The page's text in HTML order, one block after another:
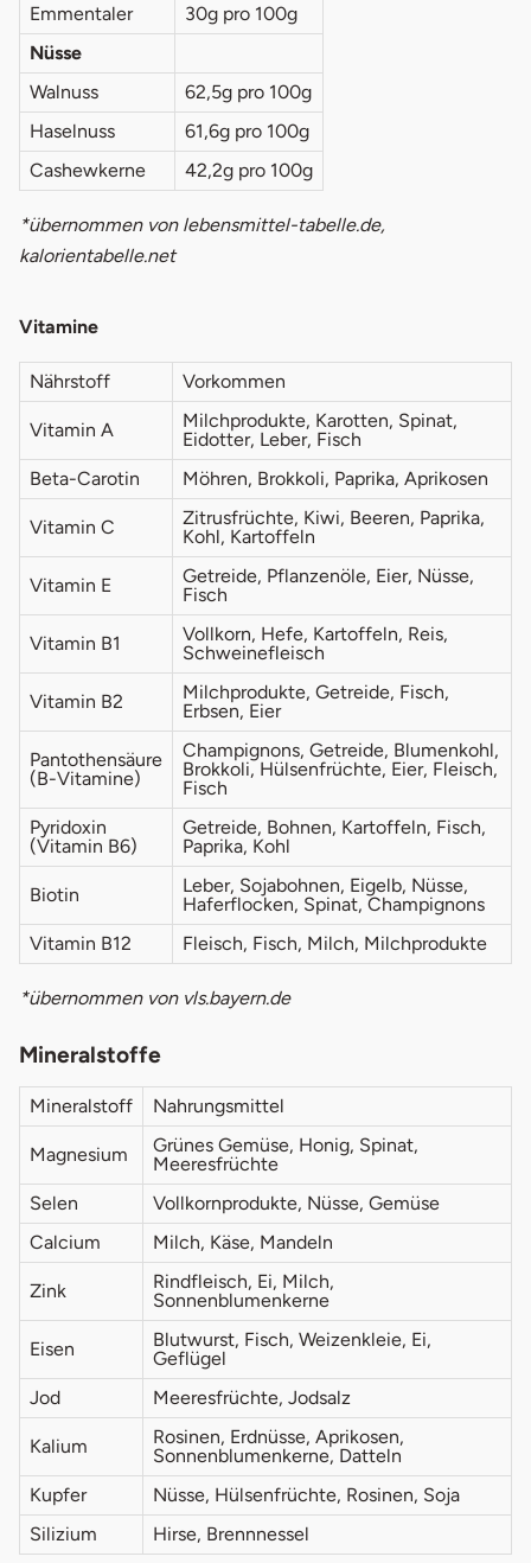
Emmentaler
30g pro 100g
Nüsse
Walnuss
62,5g pro 100g
Haselnuss
61,6g pro 100g
Cashewkerne
42,2g pro 100g
*übernommen von lebensmittel-tabelle.de,
kalorientabelle.net
Vitamine
Nährstoff Vorkommen
Vitamin A
Milchprodukte, Karotten, Spinat,
Eidotter, Leber, Fisch
Beta-Carotin
Möhren, Brokkoli, Paprika, Aprikosen
Vitamin C
Zitrusfrüchte, Kiwi, Beeren, Paprika,
Kohl, Kartoffeln
Vitamin E
Getreide, Pflanzenöle, Eier, Nüsse,
Fisch
Vitamin B1
Vollkorn, Hefe, Kartoffeln, Reis,
Schweinefleisch
Vitamin B2
Milchprodukte, Getreide, Fisch,
Erbsen, Eier
Pantothensäure
(B-Vitamine)
Champignons, Getreide, Blumenkohl,
Brokkoli, Hülsenfrüchte, Eier, Fleisch,
Fisch
Pyridoxin
(Vitamin B6)
Getreide, Bohnen, Kartoffeln, Fisch,
Paprika, Kohl
Biotin
Leber, Sojabohnen, Eigelb, Nüsse,
Haferflocken, Spinat, Champignons
Vitamin B12
Fleisch, Fisch, Milch, Milchprodukte
*übernommen von vls.bayern.de
Mineralstoffe
Mineralstoff Nahrungsmittel
Magnesium
Grünes Gemüse, Honig, Spinat,
Meeresfrüchte
Selen
Vollkornprodukte, Nüsse, Gemüse
Calcium
Milch, Käse, Mandeln
Zink
Rindfleisch, Ei, Milch,
Sonnenblumenkerne
Eisen
Blutwurst, Fisch, Weizenkleie, Ei,
Geflügel
Jod
Meeresfrüchte, Jodsalz
Kalium
Rosinen, Erdnüsse, Aprikosen,
Sonnenblumenkerne, Datteln
Kupfer
Nüsse, Hülsenfrüchte, Rosinen, Soja
Silizium
Hirse, Brennnessel